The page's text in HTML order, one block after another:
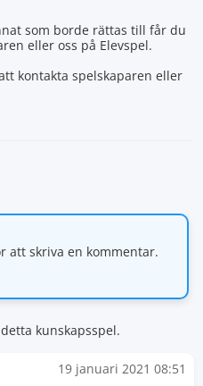
som borde rättas till får du
eller oss på Elevspel.
kontakta spelskaparen eller
att skriva en kommentar.
kunskapsspel.
19 januari 2021 08:51